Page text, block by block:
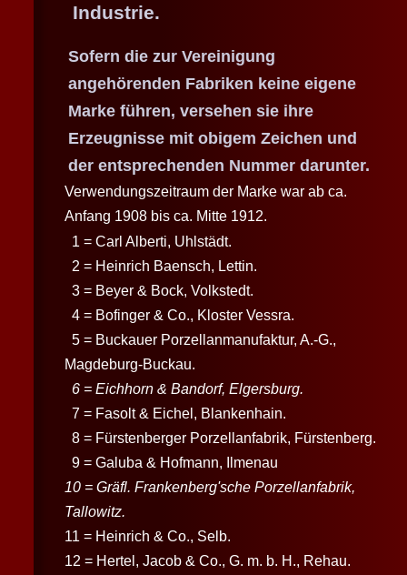
Industrie.
Sofern die zur Vereinigung
angehörenden Fabriken keine eigene
Marke führen, versehen sie ihre
Erzeugnisse mit obigem Zeichen und
der entsprechenden Nummer darunter.
Verwendungszeitraum der Marke war ab ca.
Anfang 1908 bis ca. Mitte 1912.
1 = Carl Alberti, Uhlstädt.
2 = Heinrich Baensch, Lettin.
3 = Beyer & Bock, Volkstedt.
4 = Bofinger & Co., Kloster Vessra.
5 = Buckauer Porzellanmanufaktur, A.-G.,
Magdeburg-Buckau.
6 = Eichhorn & Bandorf, Elgersburg.
7 = Fasolt & Eichel, Blankenhain.
8 = Fürstenberger Porzellanfabrik, Fürstenberg.
9 = Galuba & Hofmann, Ilmenau
10 = Gräfl. Frankenberg'sche Porzellanfabrik,
Tallowitz.
11 = Heinrich & Co., Selb.
12 = Hertel, Jacob & Co., G. m. b. H., Rehau.